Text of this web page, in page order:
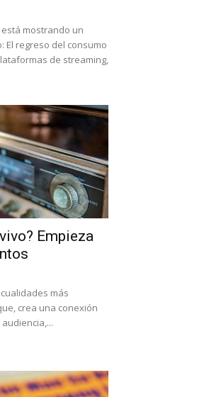
mostrando un
El regreso del consumo
de streaming,
Empieza
más
crea una conexión